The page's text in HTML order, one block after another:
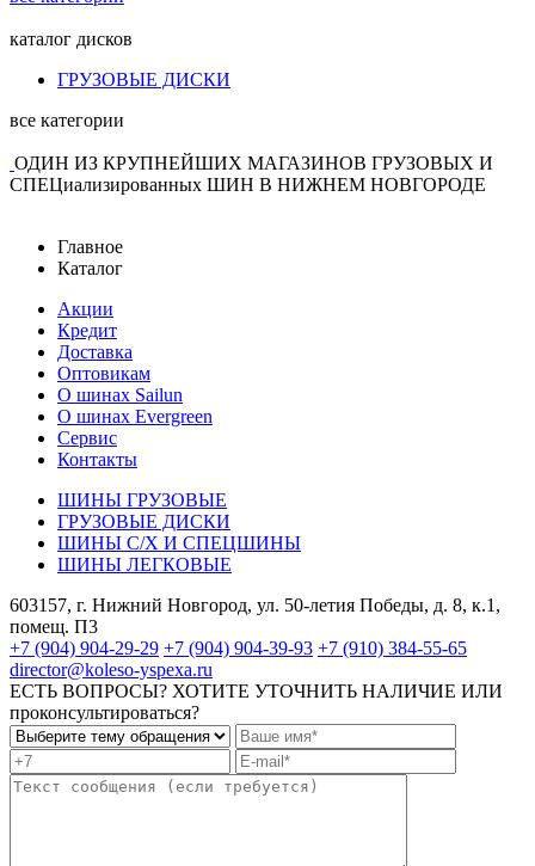
каталог дисков
ГРУЗОВЫЕ ДИСКИ
все категории
ОДИН ИЗ КРУПНЕЙШИХ МАГАЗИНОВ ГРУЗОВЫХ И
СПЕЦиализированных ШИН В НИЖНЕМ НОВГОРОДЕ
Главное
Каталог
Акции
Кредит
Доставка
Оптовикам
О шинах Sailun
О шинах Evergreen
Сервис
Контакты
ШИНЫ ГРУЗОВЫЕ
ГРУЗОВЫЕ ДИСКИ
ШИНЫ С/Х И СПЕЦШИНЫ
ШИНЫ ЛЕГКОВЫЕ
603157, г. Нижний Новгород, ул. 50-летия Победы, д. 8, к.1,
помещ. П3
+7 (904) 904-29-29 +7 (904) 904-39-93 +7 (910) 384-55-65
director@koleso-yspexa.ru
ЕСТЬ ВОПРОСЫ? ХОТИТЕ УТОЧНИТЬ НАЛИЧИЕ ИЛИ
проконсультироваться?